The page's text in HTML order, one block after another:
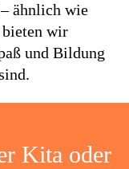
ähnlich wie
bieten wir
und Bildung
Kita oder